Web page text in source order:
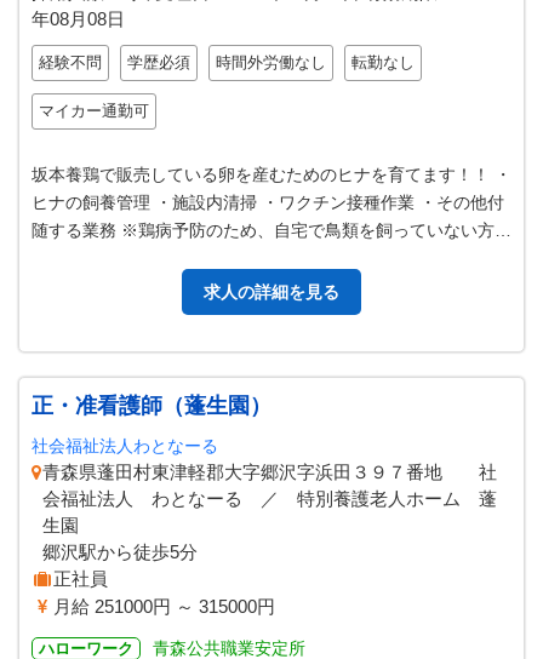
年08月08日
経験不問 学歴必須 時間外労働なし 転勤なし
マイカー通勤可
坂本養鶏で販売している卵を産むためのヒナを育てます！！ ・
ヒナの飼養管理 ・施設内清掃 ・ワクチン接種作業 ・その他付
随する業務 ※鶏病予防のため、自宅で鳥類を飼っていない方
求人の詳細を見る
正・准看護師（蓬生園）
社会福祉法人わとなーる
青森県蓬田村東津軽郡大字郷沢字浜田３９７番地 社
会福祉法人 わとなーる ／ 特別養護老人ホーム 蓬
生園
郷沢駅から徒歩5分
正社員
月給 251000円 ～ 315000円
ハローワーク 青森公共職業安定所